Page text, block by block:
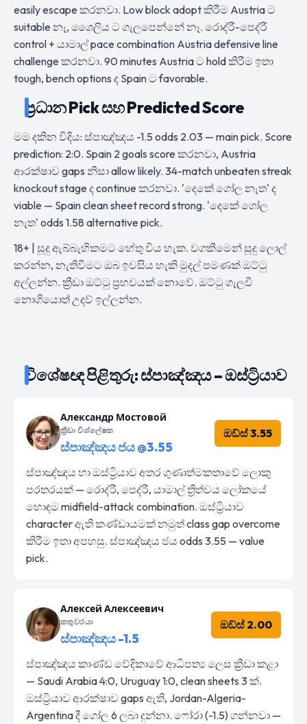
easily escape කරනවා. Low block adopt කිරීම Austria ට
suitable නෑ, ශෛලිය ට ගැලපෙන්නේ නෑ. රොද්රී-පෙද්රී
control + යාමාල් pace combination Austria defensive line
challenge කරනවා. 90 minutes Austria ට hold කිරීම ඉතා
tough, bench options ද Spain ට favorable.
ප්‍රධාන Pick සහ Predicted Score
මම දකින විදිය: ස්පාඤ්ඤය -1.5 odds 2.03 — main pick. Score
prediction: 2:0. Spain 2 goals score කරනවා, Austria
ආරක්ෂාව gaps නිසා allow likely. 34-match unbeaten streak
knockout stage ද continue කරනවා. 'දෙකේ ගෝල නැත' ද
viable — Spain clean sheet record strong. 'දෙකේ ගෝල
නැත' odds 1.58 alternative pick.
18+ | සූදු ඇබ්බැහිකමට හේතු විය හැක. වගකීමෙන් සූදු ලොල්
කරන්න, නැතිවීමට ඔබ ඉවසිය හැකි මුදල් පමණක් ඔට්ටු
අල්ලන්න. ක්‍රීඩා ඔට්ටු ප්‍රභවයක් නොවේ. ඔට්ටු ගැලවී
නොගියොත් උදව් ඉල්ලන්න.
විශේෂඥ පිළිතුරු: ස්පාඤ්ඤය – ඔස්ට්‍රියාව
Александр Мостовой
ක්‍රීඩා විශ්ලේෂක
ස්පාඤ්ඤය ජය @3.55
ඔඩ්ස් 3.55
ස්පාඤ්ඤය හා ඔස්ට්‍රියාව අතර ගුණාත්මකතාවේ ලොකු
පරතරයක් — රොද්රී, පෙද්රී, යාමාල් ත්‍රිත්වය ලෝකයේ
හොඳම midfield-attack combination. ඔස්ට්‍රියාව
character ඇති කණ්ඩායමක් නමුත් class gap overcome
කිරීම ඉතා අපහසු. ස්පාඤ්ඤය ජය odds 3.55 — value
pick.
Алексей Алексеевич
කතුවරයා
ස්පාඤ්ඤය -1.5
ඔඩ්ස් 2.00
ස්පාඤ්ඤය කාණ්ඩ වේදිකාවේ ආධිපත්‍ය ලෙස ක්‍රීඩා කළා
— Saudi Arabia 4:0, Uruguay 1:0, clean sheets 3 ක්.
ඔස්ට්‍රියාව ආරක්ෂාව gaps ඇති, Jordan-Algeria-
Argentina දී ගෝල 6 ලබා දුන්නා. ෆෝරා (-1.5) ගන්නවා —